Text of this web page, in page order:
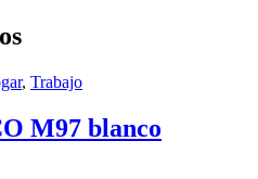
, Trabajo
M97 blanco